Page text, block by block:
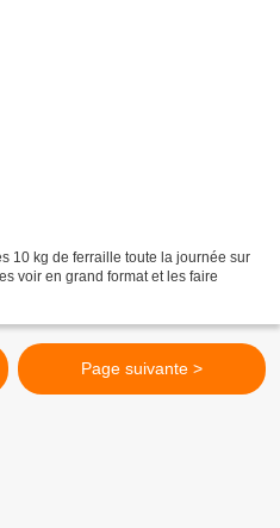
10 kg de ferraille toute la journée sur
voir en grand format et les faire
Page suivante >